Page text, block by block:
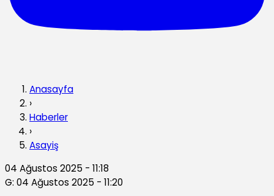
Anasayfa
›
Haberler
›
Asayiş
04 Ağustos 2025 - 11:18
G: 04 Ağustos 2025 - 11:20